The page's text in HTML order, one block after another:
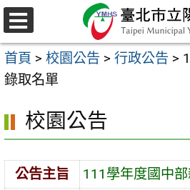
跳
至
主
要
容
區
選
單
首頁 > 校園公告 > 行政公告 >
錄取名單
校園公告
公告主旨
111學年度國中